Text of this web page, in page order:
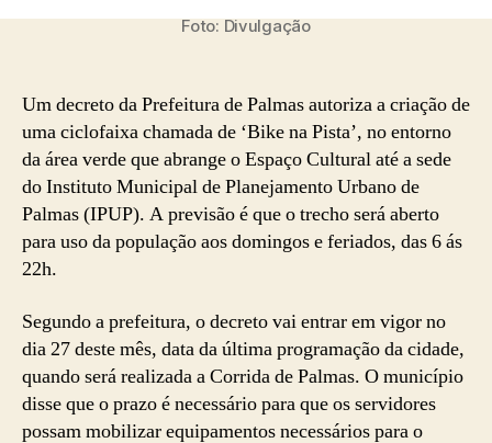
Foto: Divulgação
Um decreto da Prefeitura de Palmas autoriza a criação de
uma ciclofaixa chamada de ‘Bike na Pista’, no entorno
da área verde que abrange o Espaço Cultural até a sede
do Instituto Municipal de Planejamento Urbano de
Palmas (IPUP). A previsão é que o trecho será aberto
para uso da população aos domingos e feriados, das 6 ás
22h.
Segundo a prefeitura, o decreto vai entrar em vigor no
dia 27 deste mês, data da última programação da cidade,
quando será realizada a Corrida de Palmas. O município
disse que o prazo é necessário para que os servidores
possam mobilizar equipamentos necessários para o